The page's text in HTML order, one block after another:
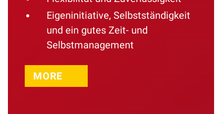
Eigeninitiative, Selbstständigkeit
und ein gutes Zeit- und
Selbstmanagement
MORE